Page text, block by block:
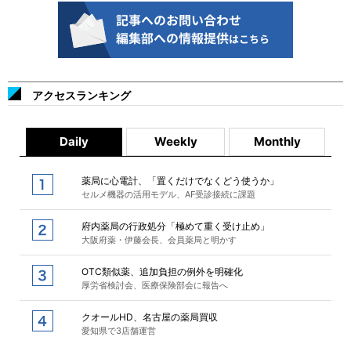
アクセスランキング
Daily Weekly Monthly
薬局に心電計、「置くだけでなくどう使うか」
セルメ機器の活用モデル、AF受診接続に課題
府内薬局の行政処分「極めて重く受け止め」
大阪府薬・伊藤会長、会員薬局と明かす
OTC類似薬、追加負担の例外を明確化
厚労省検討会、医療保険部会に報告へ
クオールHD、名古屋の薬局買収
愛知県で3店舗運営